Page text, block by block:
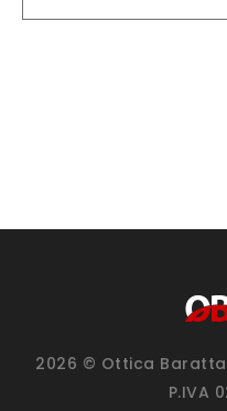
2026 © Ottica
P.IVA